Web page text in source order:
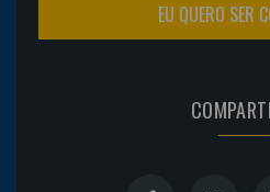
EU QUERO SER